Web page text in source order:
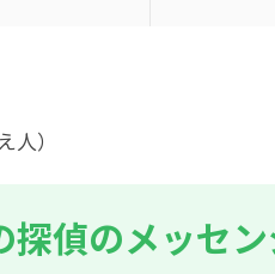
）
偵のメッセ